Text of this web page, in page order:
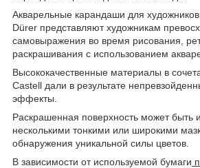
Акварельные карандаши для
Dürer представляют художникам
самовыражения во время рисования,
раскрашивания с использованием
Высококачественные материалы в
Castell дали в результате
эффекты.
Раскрашенная поверхность может быть
несколькими тонкими или широкими
обнаружения уникальной силы цветов.
В зависимости от используемой бумаги